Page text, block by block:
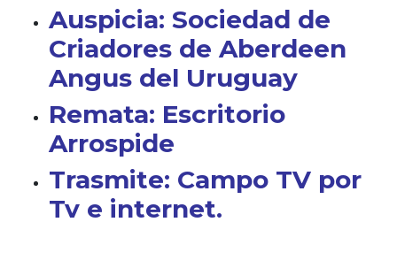
Auspicia: Sociedad de
Criadores de Aberdeen
Angus del Uruguay
Remata: Escritorio
Arrospide
Trasmite: Campo TV por
Tv e internet.